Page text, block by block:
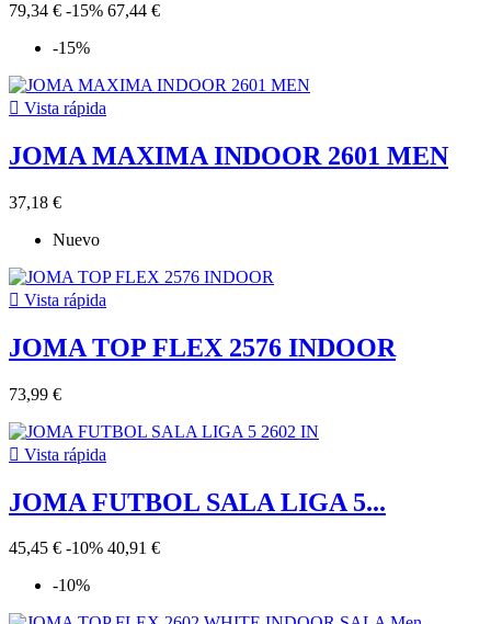
79,34 € -15% 67,44 €
-15%
 Vista rápida
JOMA MAXIMA INDOOR 2601 MEN
37,18 €
Nuevo
 Vista rápida
JOMA TOP FLEX 2576 INDOOR
73,99 €
 Vista rápida
JOMA FUTBOL SALA LIGA 5...
45,45 € -10% 40,91 €
-10%